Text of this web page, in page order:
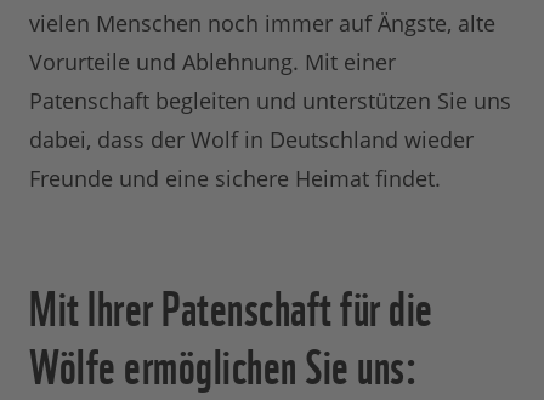
vielen Menschen noch immer auf Ängste, alte
Vorurteile und Ablehnung. Mit einer
Patenschaft begleiten und unterstützen Sie uns
dabei, dass der Wolf in Deutschland wieder
Freunde und eine sichere Heimat findet.
Mit Ihrer Patenschaft für die
Wölfe ermöglichen Sie uns: